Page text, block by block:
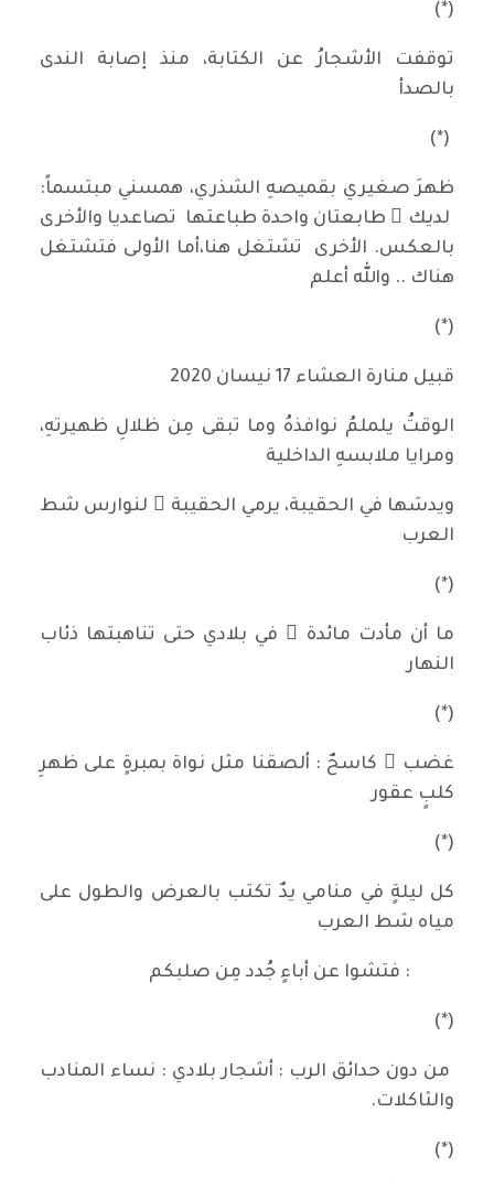
(*)
توقفت الأشجارُ عن الكتابة، منذ إصابة الندى
بالصدأ
(*)
ظهرَ صغيري بقميصهِ الشذري، همسني مبتسماً:
لديك َ طابعتان واحدة طباعتها تصاعديا والأخرى
بالعكس. الأخرى تشتغل هنا،أما الأولى فتشتغل
هناك .. والله أعلم
(*)
قبيل منارة العشاء 17 نيسان 2020
الوقتُ يلملمُ نوافذهُ وما تبقى مِن ظلالِ ظهيرتهِ،
ومرايا ملابسهِ الداخلية
ويدسَها في الحقيبة، يرمي الحقيبة َ لنوارس شط
العرب
(*)
ما أن مأدت مائدة ٌ في بلادي حتى تناهبتها ذئاب
النهار
(*)
غضب ٌ كاسحٌ : ألصقنا مثل نواة بمبرةٍ على ظهرِ
كلبٍ عقور
(*)
كل ليلةٍ في منامي يدٌ تكتب بالعرض والطول على
مياه شط العرب
: فتشوا عن أباءٍ جُدد مِن صلبكم
(*)
من دون حدائق الرب : أشجار بلادي : نساء المنادب
والثاكلات.
(*)